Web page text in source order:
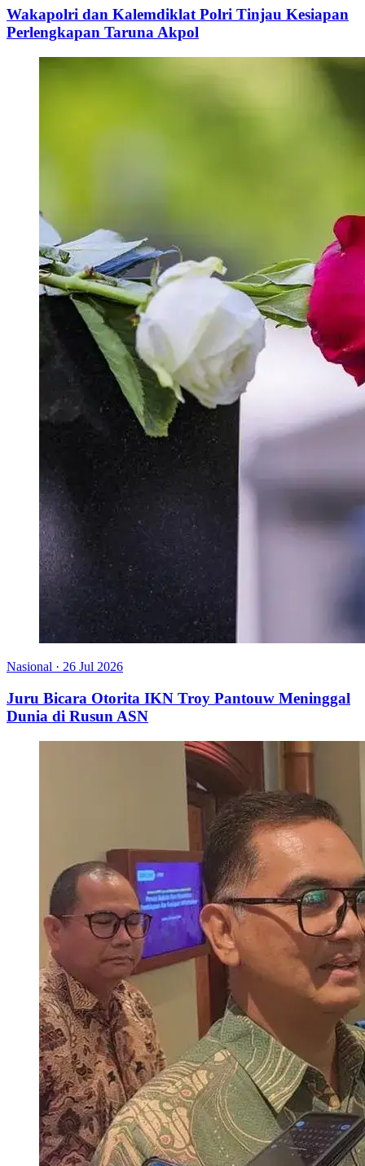
Wakapolri dan Kalemdiklat Polri Tinjau Kesiapan
Perlengkapan Taruna Akpol
Nasional · 26 Jul 2026
Juru Bicara Otorita IKN Troy Pantouw Meninggal
Dunia di Rusun ASN